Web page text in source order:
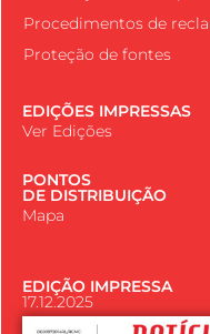
Procedimentos de
Proteção de fontes
EDIÇÕES IMPRESSAS
Ver Edições
PONTOS
DE DISTRIBUIÇÃO
Mapa
EDIÇÃO IMPRESSA
17.12.2025